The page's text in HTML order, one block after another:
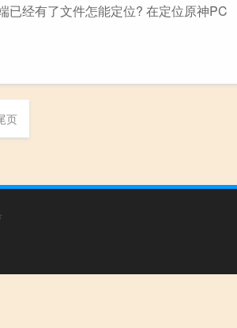
已经有了文件怎能定位? 在定位原神PC
页